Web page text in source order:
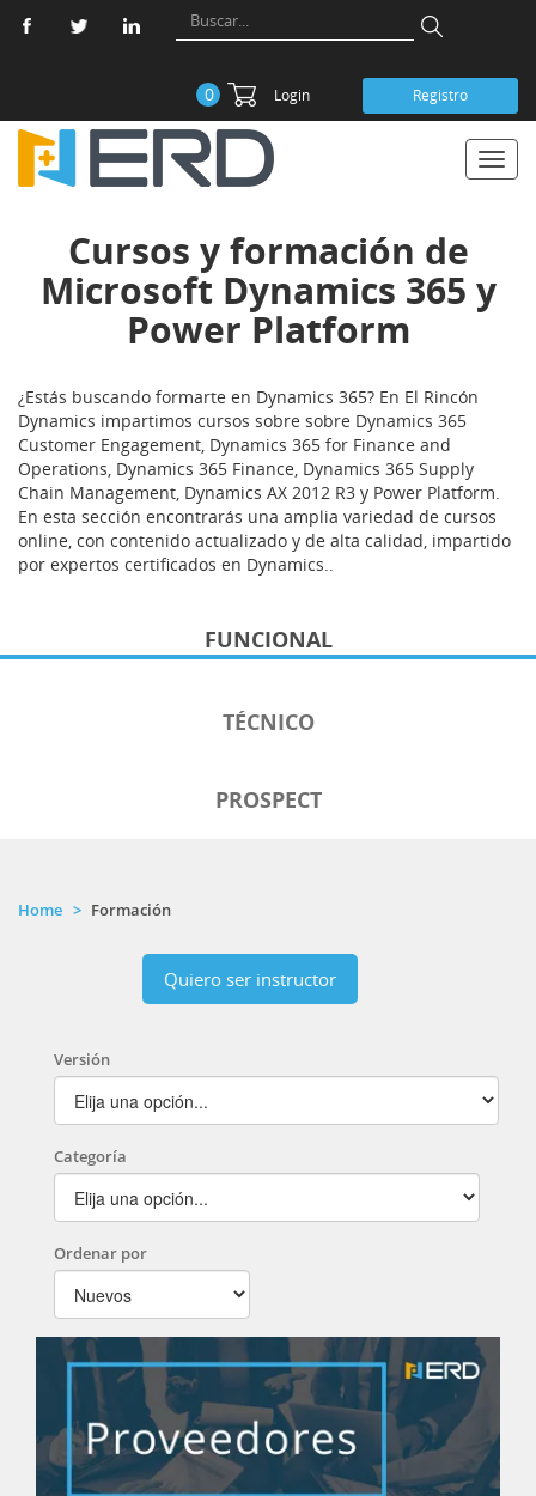
0 Login Registro
Cursos y formación de
Microsoft Dynamics 365 y
Power Platform
¿Estás buscando formarte en Dynamics 365? En El Rincón
Dynamics impartimos cursos sobre sobre Dynamics 365
Customer Engagement, Dynamics 365 for Finance and
Operations, Dynamics 365 Finance, Dynamics 365 Supply
Chain Management, Dynamics AX 2012 R3 y Power Platform.
En esta sección encontrarás una amplia variedad de cursos
online, con contenido actualizado y de alta calidad, impartido
por expertos certificados en Dynamics..
FUNCIONAL
TÉCNICO
PROSPECT
Home Formación
Quiero ser instructor
Versión
Categoría
Ordenar por